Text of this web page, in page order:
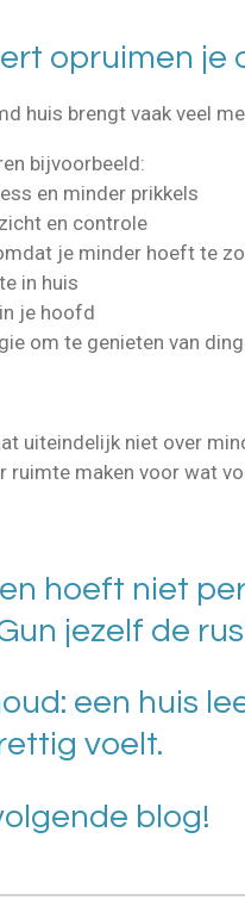
opruimen je
huis brengt vaak veel
bijvoorbeeld:
en minder prikkels
en controle
je minder hoeft te
in huis
je hoofd
om te genieten van
uiteindelijk niet over
ruimte maken voor wat
hoeft niet
jezelf de
een huis
voelt.
blog!